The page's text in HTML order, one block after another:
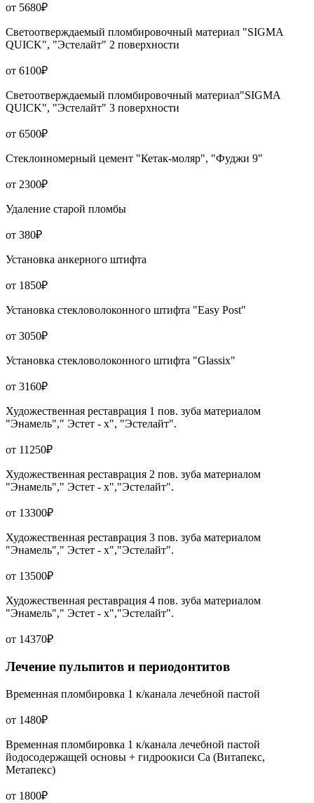
от 5680₽
Светоотверждаемый пломбировочный материал "SIGMA
QUICK", "Эстелайт" 2 поверхности
от 6100₽
Светоотверждаемый пломбировочный материал"SIGMA
QUICK", "Эстелайт" 3 поверхности
от 6500₽
Стеклоиномерный цемент "Кетак-моляр", "Фуджи 9"
от 2300₽
Удаление старой пломбы
от 380₽
Установка анкерного штифта
от 1850₽
Установка стекловолоконного штифта "Easy Post"
от 3050₽
Установка стекловолоконного штифта "Glassix"
от 3160₽
Художественная реставрация 1 пов. зуба материалом
"Энамель"," Эстет - х", "Эстелайт".
от 11250₽
Художественная реставрация 2 пов. зуба материалом
"Энамель"," Эстет - х","Эстелайт".
от 13300₽
Художественная реставрация 3 пов. зуба материалом
"Энамель"," Эстет - х","Эстелайт".
от 13500₽
Художественная реставрация 4 пов. зуба материалом
"Энамель"," Эстет - х","Эстелайт".
от 14370₽
Лечение пульпитов и периодонтитов
Временная пломбировка 1 к/канала лечебной пастой
от 1480₽
Временная пломбировка 1 к/канала лечебной пастой
йодосодержащей основы + гидроокиси Са (Витапекс,
Метапекс)
от 1800₽